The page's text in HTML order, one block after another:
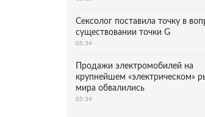
Сексолог поставила точку в
существовании точки G
05:34
Продажи электромобилей на
крупнейшем «электрическом»
мира обвалились
05:34